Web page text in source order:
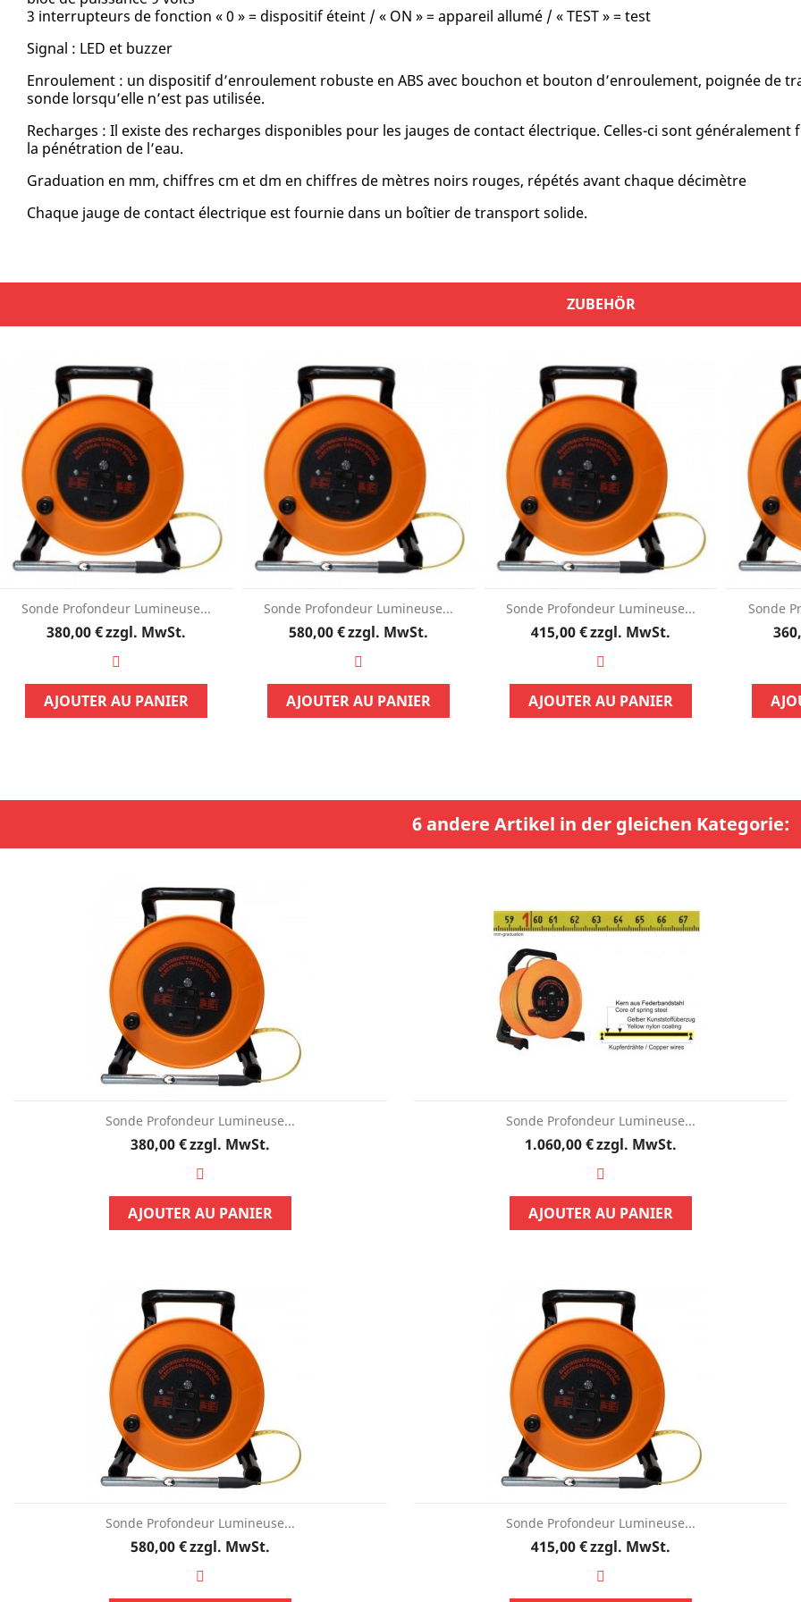
3 interrupteurs de fonction « 0 » = dispositif éteint / « ON » = appareil allumé / « TEST » = test
Signal : LED et buzzer
Enroulement : un dispositif d’enroulement robuste en ABS avec bouchon et bouton d’enroulement, poignée de
sonde lorsqu’elle n’est pas utilisée.
Recharges : Il existe des recharges disponibles pour les jauges de contact électrique. Celles-ci sont
la pénétration de l’eau.
Graduation en mm, chiffres cm et dm en chiffres de mètres noirs rouges, répétés avant chaque décimètre
Chaque jauge de contact électrique est fournie dans un boîtier de transport solide.
ZUBEHÖR
Sonde Profondeur Lumineuse...
Preis
380,00 €zzgl. MwSt.
AJOUTER AU PANIER
Sonde Profondeur Lumineuse...
Preis
580,00 €zzgl. MwSt.
AJOUTER AU PANIER
Sonde Profondeur Lumineuse...
Preis
415,00 €zzgl. MwSt.
AJOUTER AU PANIER
Sonde
6 andere Artikel in der gleichen Kategorie:
Sonde Profondeur Lumineuse...
Preis
380,00 €zzgl. MwSt.
AJOUTER AU PANIER
Sonde Profondeur Lumineuse...
Preis
1.060,00 €zzgl. MwSt.
AJOUTER AU PANIER
Sonde Profondeur Lumineuse...
Preis
580,00 €zzgl. MwSt.
Sonde Profondeur Lumineuse...
Preis
415,00 €zzgl. MwSt.